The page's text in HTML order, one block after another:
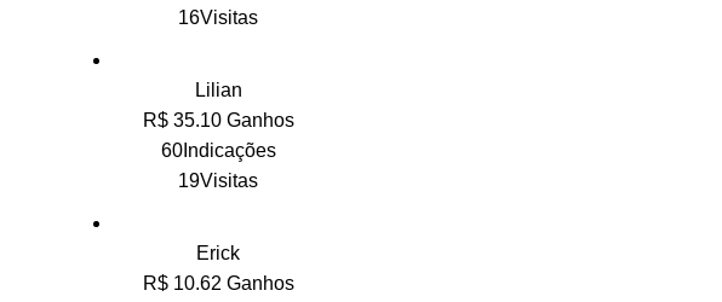
16Visitas
Lilian
R$ 35.10 Ganhos
60Indicações
19Visitas
Erick
R$ 10.62 Ganhos